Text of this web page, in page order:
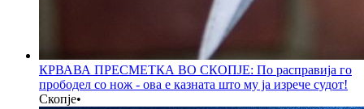
КРВАВА ПРЕСМЕТКА ВО СКОПЈЕ: По расправија го
прободел со нож - ова е казната што му ја изрече судот!
Скопје•